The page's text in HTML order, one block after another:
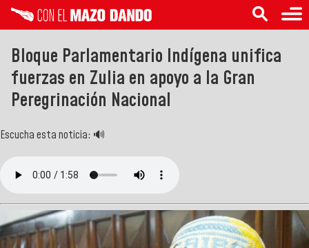
Bloque Parlamentario Indígena unifica
fuerzas en Zulia en apoyo a la Gran
Peregrinación Nacional
Escucha esta noticia: 🔊